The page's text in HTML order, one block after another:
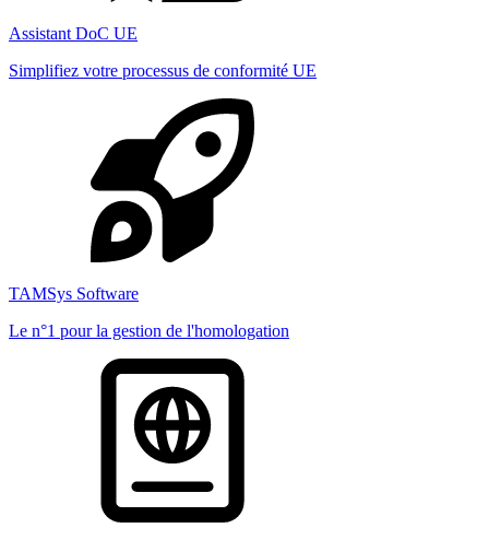
Assistant DoC UE
Simplifiez votre processus de conformité UE
TAMSys Software
Le n°1 pour la gestion de l'homologation